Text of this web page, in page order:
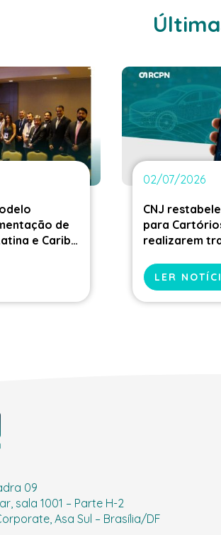
de
e Caribe
02/07/2026
CNJ
para
realizarem
LER
09
sala 1001 – Parte H-2
Asa Sul – Brasília/DF